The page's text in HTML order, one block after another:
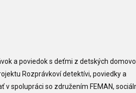
a poviedok s deťmi z detských
Rozprávkoví detektívi, poviedky a
v spolupráci so združením FEMAN,